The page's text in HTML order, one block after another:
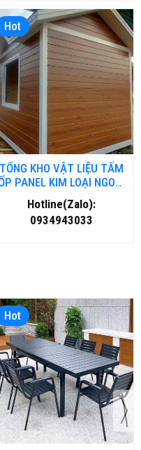
Hot
Hot
TỔNG KHO VẬT LIỆU TẤM
PANEL KIM LOẠI NGOÀI
TRỜI TẠI HÀ NỘI
Hotline(Zalo):
0934943033